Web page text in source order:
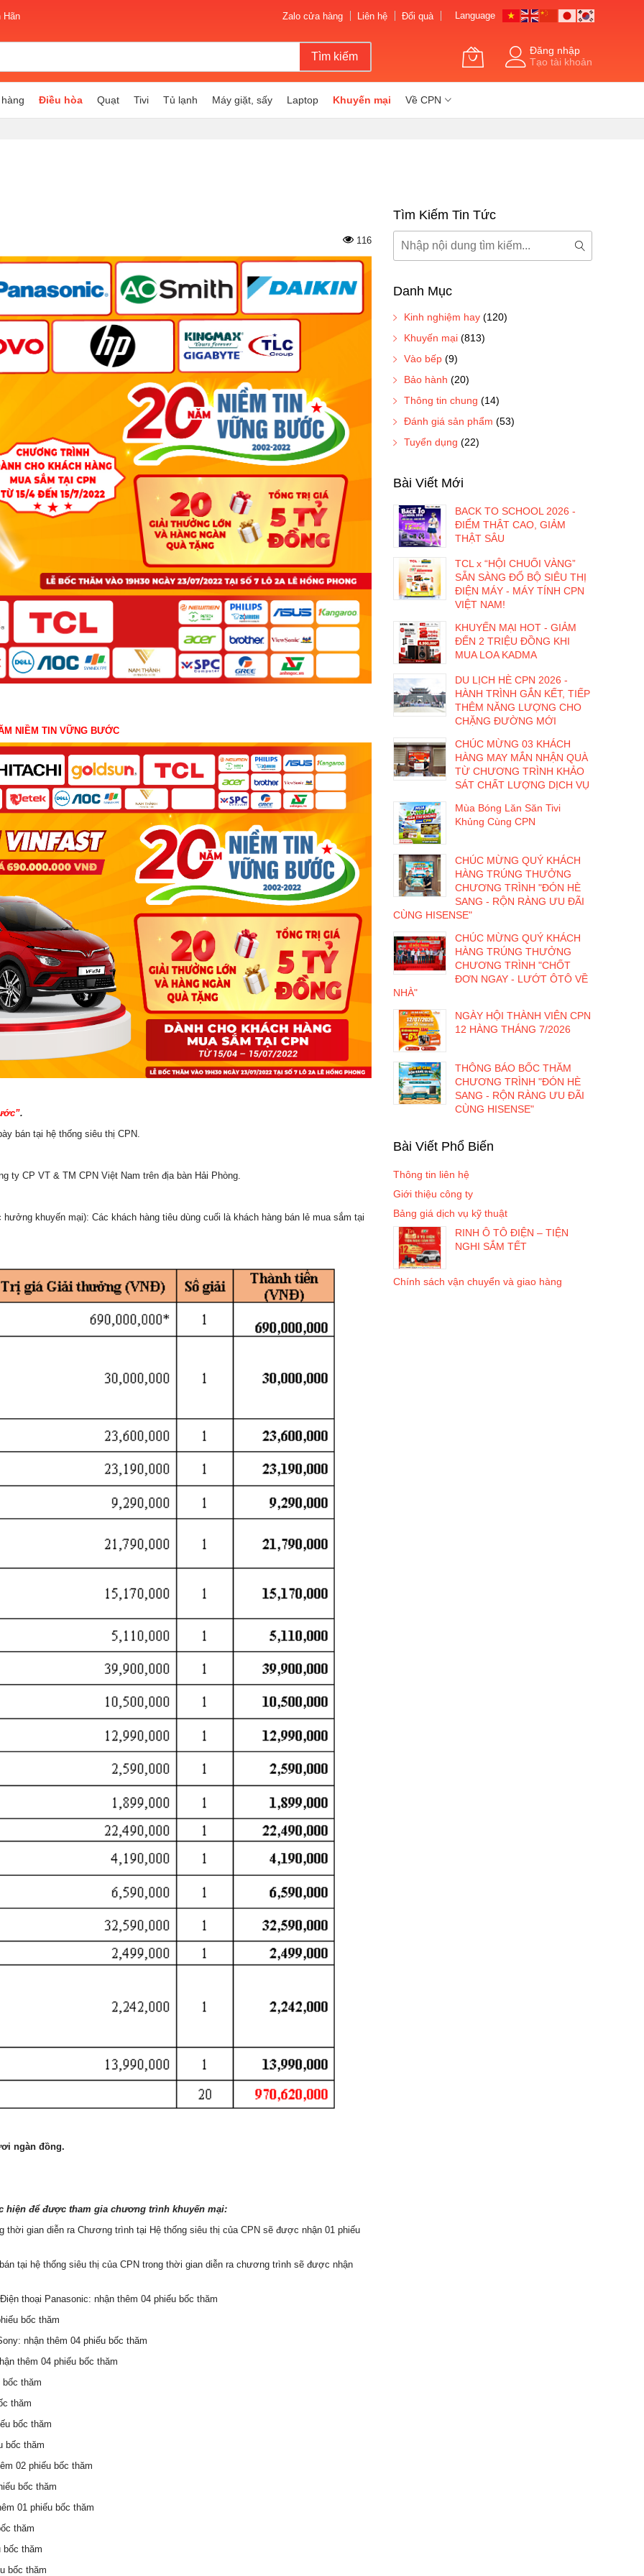
Hãn Zalo cửa hàng Liên hệ Đổi quà Language
Tìm kiếm
Đăng nhập
Tạo tài khoản
Điều hòa Quạt Tivi Tủ lạnh Máy giặt, sấy Laptop Khuyến mại Về CPN
116
NIỀM TIN VỮNG BƯỚC
.
bán tại hệ thống siêu thị CPN.
ty CP VT & TM CPN Việt Nam trên địa bàn Hải Phòng.
khuyến mại): Các khách hàng tiêu dùng cuối là khách hàng bán lẻ mua sắm tại
ngàn đồng.
hiện để được tham gia chương trình khuyến mại:
gian diễn ra Chương trình tại Hệ thống siêu thị của CPN sẽ được nhận 01 phiếu
tại hệ thống siêu thị của CPN trong thời gian diễn ra chương trình sẽ được nhận
thoại Panasonic: nhận thêm 04 phiếu bốc thăm
bốc thăm
: nhận thêm 04 phiếu bốc thăm
thêm 04 phiếu bốc thăm
bốc thăm
thăm
bốc thăm
bốc thăm
02 phiếu bốc thăm
bốc thăm
01 phiếu bốc thăm
thăm
bốc thăm
bốc thăm
Tìm Kiếm Tin Tức
kiếm
Tìm
Danh Mục
Kinh nghiệm hay (120)
Khuyến mại (813)
Vào bếp (9)
Bảo hành (20)
Thông tin chung (14)
Đánh giá sản phẩm (53)
Tuyển dụng (22)
Bài Viết Mới
BACK TO SCHOOL 2026 -
ĐIỂM THẬT CAO, GIẢM
THẬT SÂU
TCL x “HỘI CHUỐI VÀNG”
SẴN SÀNG ĐỔ BỘ SIÊU THỊ
ĐIỆN MÁY - MÁY TÍNH CPN
VIỆT NAM!
KHUYẾN MẠI HOT - GIẢM
ĐẾN 2 TRIỆU ĐỒNG KHI
MUA LOA KADMA
DU LỊCH HÈ CPN 2026 -
HÀNH TRÌNH GẮN KẾT, TIẾP
THÊM NĂNG LƯỢNG CHO
CHẶNG ĐƯỜNG MỚI
CHÚC MỪNG 03 KHÁCH
HÀNG MAY MẮN NHẬN QUÀ
TỪ CHƯƠNG TRÌNH KHẢO
SÁT CHẤT LƯỢNG DỊCH VỤ
Mùa Bóng Lăn Săn Tivi
Khủng Cùng CPN
CHÚC MỪNG QUÝ KHÁCH
HÀNG TRÚNG THƯỞNG
CHƯƠNG TRÌNH "ĐÓN HÈ
SANG - RỘN RÀNG ƯU ĐÃI
CÙNG HISENSE"
CHÚC MỪNG QUÝ KHÁCH
HÀNG TRÚNG THƯỞNG
CHƯƠNG TRÌNH "CHỐT
ĐƠN NGAY - LƯỚT ÔTÔ VỀ
NHÀ"
NGÀY HỘI THÀNH VIÊN CPN
12 HÀNG THÁNG 7/2026
THÔNG BÁO BỐC THĂM
CHƯƠNG TRÌNH "ĐÓN HÈ
SANG - RỘN RÀNG ƯU ĐÃI
CÙNG HISENSE"
Bài Viết Phổ Biến
Thông tin liên hệ
Giới thiệu công ty
Bảng giá dịch vụ kỹ thuật
RINH Ô TÔ ĐIỆN – TIỆN
NGHI SẮM TẾT
Chính sách vận chuyển và giao hàng